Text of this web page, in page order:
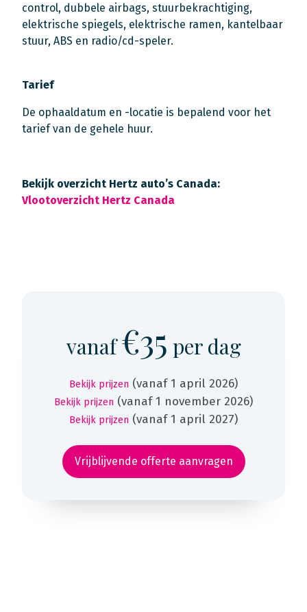
control, dubbele airbags, stuurbekrachtiging,
elektrische spiegels, elektrische ramen, kantelbaar
stuur, ABS en radio/cd-speler.
Tarief
De ophaaldatum en -locatie is bepalend voor het
tarief van de gehele huur.
Bekijk overzicht Hertz auto’s Canada:
Vlootoverzicht Hertz Canada
vanaf€35 per dag
Bekijk prijzen (vanaf 1 april 2026)
Bekijk prijzen (vanaf 1 november 2026)
Bekijk prijzen (vanaf 1 april 2027)
Vrijblijvende offerte aanvragen